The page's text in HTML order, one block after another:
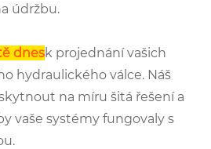
údržbu.
dnesk projednání vašich
hydraulického válce. Náš
na míru šitá řešení a
vaše systémy fungovaly s